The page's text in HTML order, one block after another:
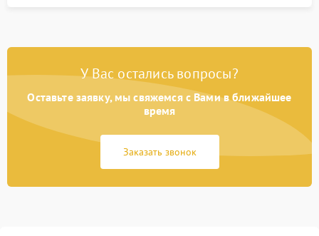
У Вас остались вопросы?
Оставьте заявку, мы свяжемся с Вами в ближайшее
время
Заказать звонок